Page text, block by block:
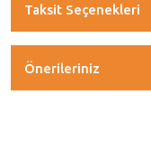
Taksit Seçenekleri
Önerileriniz